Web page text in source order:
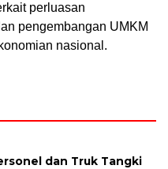
perluasan
pengembangan UMKM
nasional.
dan Truk Tangki